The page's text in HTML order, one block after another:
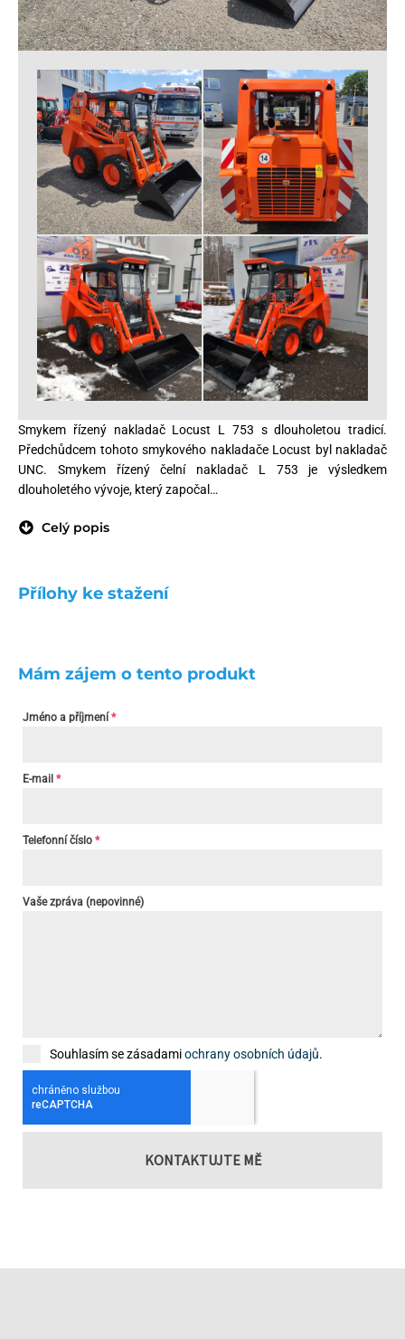
Smykem řízený nakladač Locust L 753 s dlouholetou tradicí.
Předchůdcem tohoto smykového nakladače Locust byl nakladač
UNC. Smykem řízený čelní nakladač L 753 je výsledkem
dlouholetého vývoje, který započal…
Celý popis
Přílohy ke stažení
Mám zájem o tento produkt
Jméno a příjmení *
E-mail *
Telefonní číslo *
Vaše zpráva (nepovinné)
Souhlasím se zásadamiochrany osobních údajů.
KONTAKTUJTE MĚ